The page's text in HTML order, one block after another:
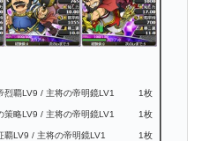
烈覇LV9 / 主将の帝明鏡LV1 1枚
策略LV9 / 主将の帝明鏡LV1 1枚
覇LV9 / 主将の帝明鏡LV1 1枚